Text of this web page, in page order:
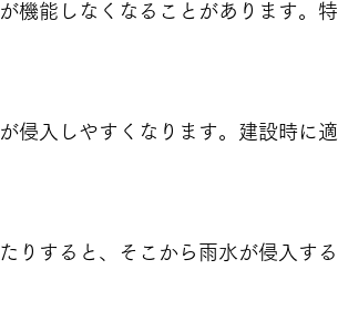
機能しなくなることがあります。特
侵入しやすくなります。建設時に適
りすると、そこから雨水が侵入する